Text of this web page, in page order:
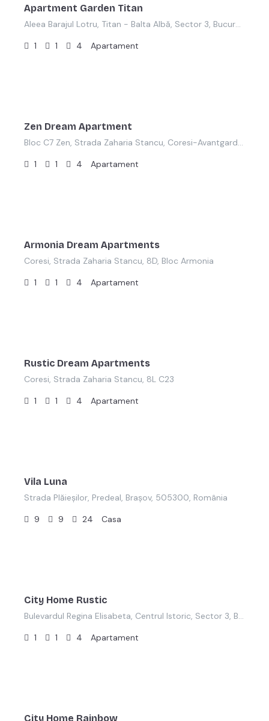
Apartment Garden Titan
Aleea Barajul Lotru, Titan - Balta Albă, Sector 3, București, 032747, România
1
1 4 Apartament
Zen Dream Apartment
Bloc C7 Zen, Strada Zaharia Stancu, Coresi-Avantgarden, Tractorul, Brașov, 500167, România
1
1 4 Apartament
Armonia Dream Apartments
Coresi, Strada Zaharia Stancu, 8D, Bloc Armonia
1
1 4 Apartament
Rustic Dream Apartments
Coresi, Strada Zaharia Stancu, 8L C23
1
1 4 Apartament
Vila Luna
Strada Plăieșilor, Predeal, Brașov, 505300, România
9
9 24 Casa
City Home Rustic
Bulevardul Regina Elisabeta, Centrul Istoric, Sector 3, București, 030017, România
1
1 4 Apartament
City Home Rainbow